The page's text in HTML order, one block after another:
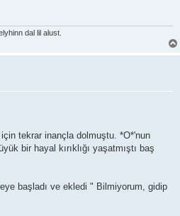
dal lil alust.
tekrar inançla dolmuştu. *O*'nun
bir hayal kırıklığı yaşatmıştı baş
başladı ve ekledi " Bilmiyorum, gidip